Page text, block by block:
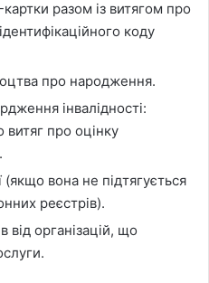
разом із витягом про
коду
про народження.
інвалідності:
про оцінку
(якщо вона не підтягується
реєстрів).
від організацій, що